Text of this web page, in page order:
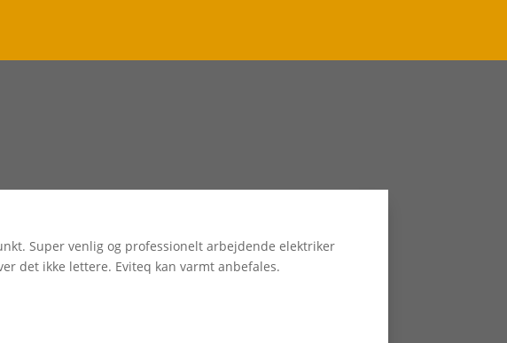
Super venlig og professionelt arbejdende elektriker
det ikke lettere. Eviteq kan varmt anbefales.